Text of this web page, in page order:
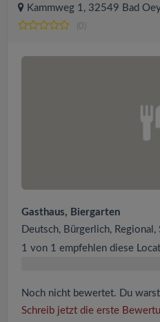
Kammweg 1, 32549 Bad
(0)
Gasthaus, Biergarten
Deutsch, Bürgerlich, Regional,
1 von 1 empfehlen diese
Noch nicht bewertet. Du
Schreib jetzt die erste